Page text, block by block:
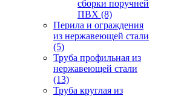
сборки поручней
ПВХ (8)
Перила и ограждения
из нержавеющей стали
(5)
Труба профильная из
нержавеющей стали
(13)
Труба круглая из